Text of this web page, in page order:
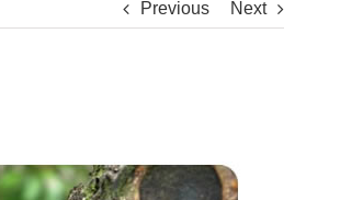
Previous Next